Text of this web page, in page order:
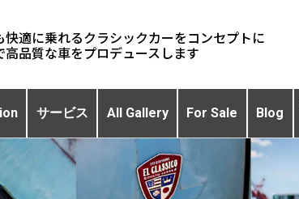
快適に乗れるクラシックカーをコンセプトに
サービス All Gallery For Sale Blog